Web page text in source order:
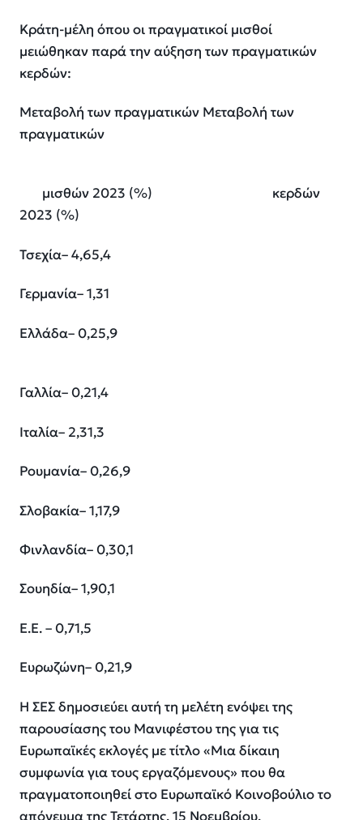
Κράτη-μέλη όπου οι πραγματικοί μισθοί
μειώθηκαν παρά την αύξηση των πραγματικών
κερδών:
Μεταβολή των πραγματικών Μεταβολή των
πραγματικών
μισθών 2023 (%) κερδών
2023 (%)
Τσεχία– 4,65,4
Γερμανία– 1,31
Ελλάδα– 0,25,9
Γαλλία– 0,21,4
Ιταλία– 2,31,3
Ρουμανία– 0,26,9
Σλοβακία– 1,17,9
Φινλανδία– 0,30,1
Σουηδία– 1,90,1
Ε.Ε.– 0,71,5
Ευρωζώνη– 0,21,9
Η ΣΕΣ δημοσιεύει αυτή τη μελέτη ενόψει της
παρουσίασης του Μανιφέστου της για τις
Ευρωπαϊκές εκλογές με τίτλο «Μια δίκαιη
συμφωνία για τους εργαζόμενους» που θα
πραγματοποιηθεί στο Ευρωπαϊκό Κοινοβούλιο το
απόγευμα της Τετάρτης, 15 Νοεμβρίου.